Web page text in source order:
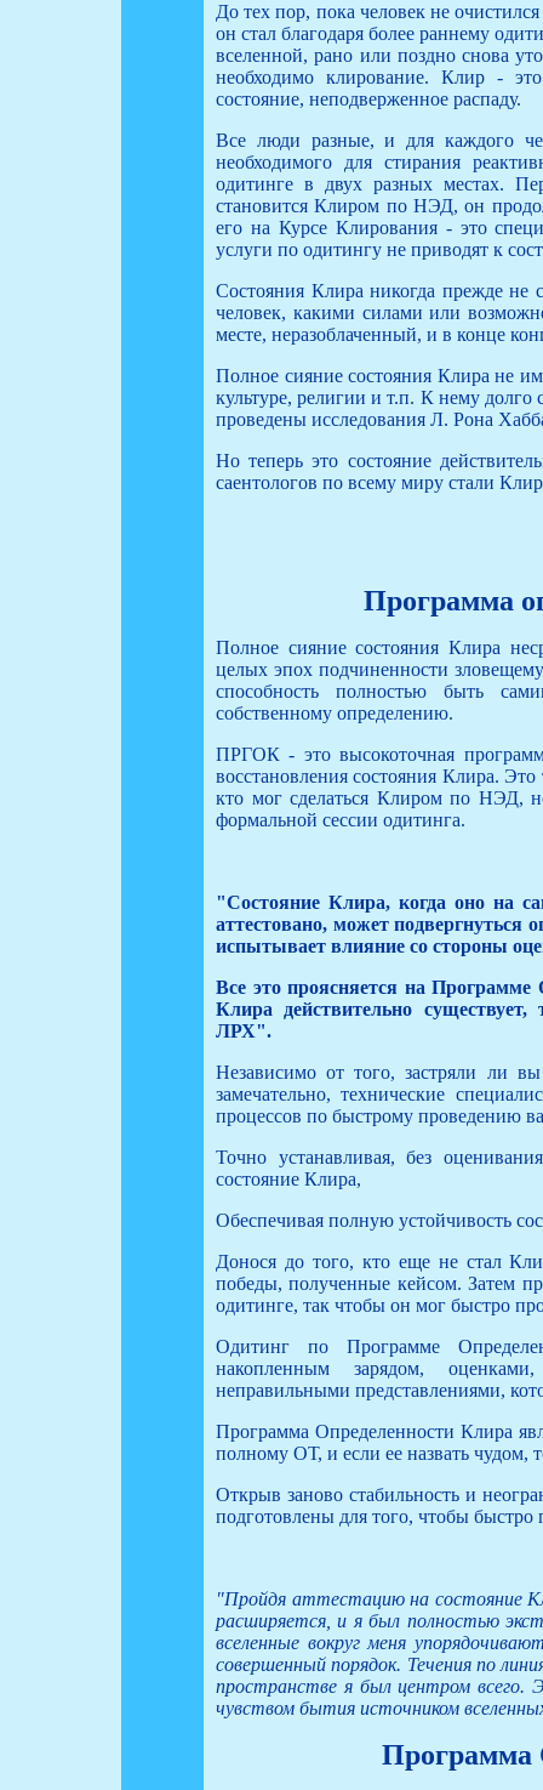
До тех пор, пока человек не
он стал благодаря более раннему
вселенной, рано или поздно снова
необходимо клирование. Клир -
состояние, неподверженное распаду.
Все люди разные, и для каждого
необходимого для стирания
одитинге в двух разных местах.
становится Клиром по НЭД, он
его на Курсе Клирования - это
услуги по одитингу не приводят к
Состояния Клира никогда прежде не
человек, какими силами или
месте, неразоблаченный, и в конце
Полное сияние состояния Клира не
культуре, религии и т.п. К нему
проведены исследования Л. Рона
Но теперь это состояние
саентологов по всему миру стали
Программа
Полное сияние состояния Клира
целых эпох подчиненности
способность полностью быть
собственному определению.
ПРГОК - это высокоточная
восстановления состояния Клира.
кто мог сделаться Клиром по НЭД,
формальной сессии одитинга.
"Состояние Клира, когда оно на
аттестовано, может подвергнуться
испытывает влияние со стороны
Все это проясняется на Программе
Клира действительно
ЛРХ".
Независимо от того, застряли ли
замечательно, технические
процессов по быстрому проведению
Точно устанавливая, без
состояние Клира,
Обеспечивая полную устойчивость
Донося до того, кто еще не стал
победы, полученные кейсом. Затем
одитинге, так чтобы он мог быстро
Одитинг по Программе
накопленным зарядом,
неправильными представлениями,
Программа Определенности Клира
полному ОТ, и если ее назвать чудом,
Открыв заново стабильность и
подготовлены для того, чтобы
"Пройдя аттестацию на состояние
расширяется, и я был полностью
вселенные вокруг меня
совершенный порядок. Течения по
пространстве я был центром
чувством бытия источником
Программа